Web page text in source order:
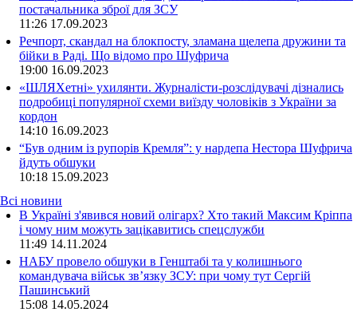
постачальника зброї для ЗСУ
11:26 17.09.2023
Речпорт, скандал на блокпосту, зламана щелепа дружини та
бійки в Раді. Що відомо про Шуфрича
19:00 16.09.2023
«ШЛЯХетні» ухилянти. Журналісти-розслідувачі дізнались
подробиці популярної схеми виїзду чоловіків з України за
кордон
14:10 16.09.2023
“Був одним із рупорів Кремля”: у нардепа Нестора Шуфрича
йдуть обшуки
10:18 15.09.2023
Всі новини
В Україні з'явився новий олігарх? Хто такий Максим Кріппа
і чому ним можуть зацікавитись спецслужби
11:49 14.11.2024
НАБУ провело обшуки в Генштабі та у колишнього
командувача військ зв’язку ЗСУ: при чому тут Сергій
Пашинський
15:08 14.05.2024